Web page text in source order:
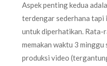
Aspek penting kedua
terdengar sederhana tapi
untuk diperhatikan.
memakan waktu 3
produksi video